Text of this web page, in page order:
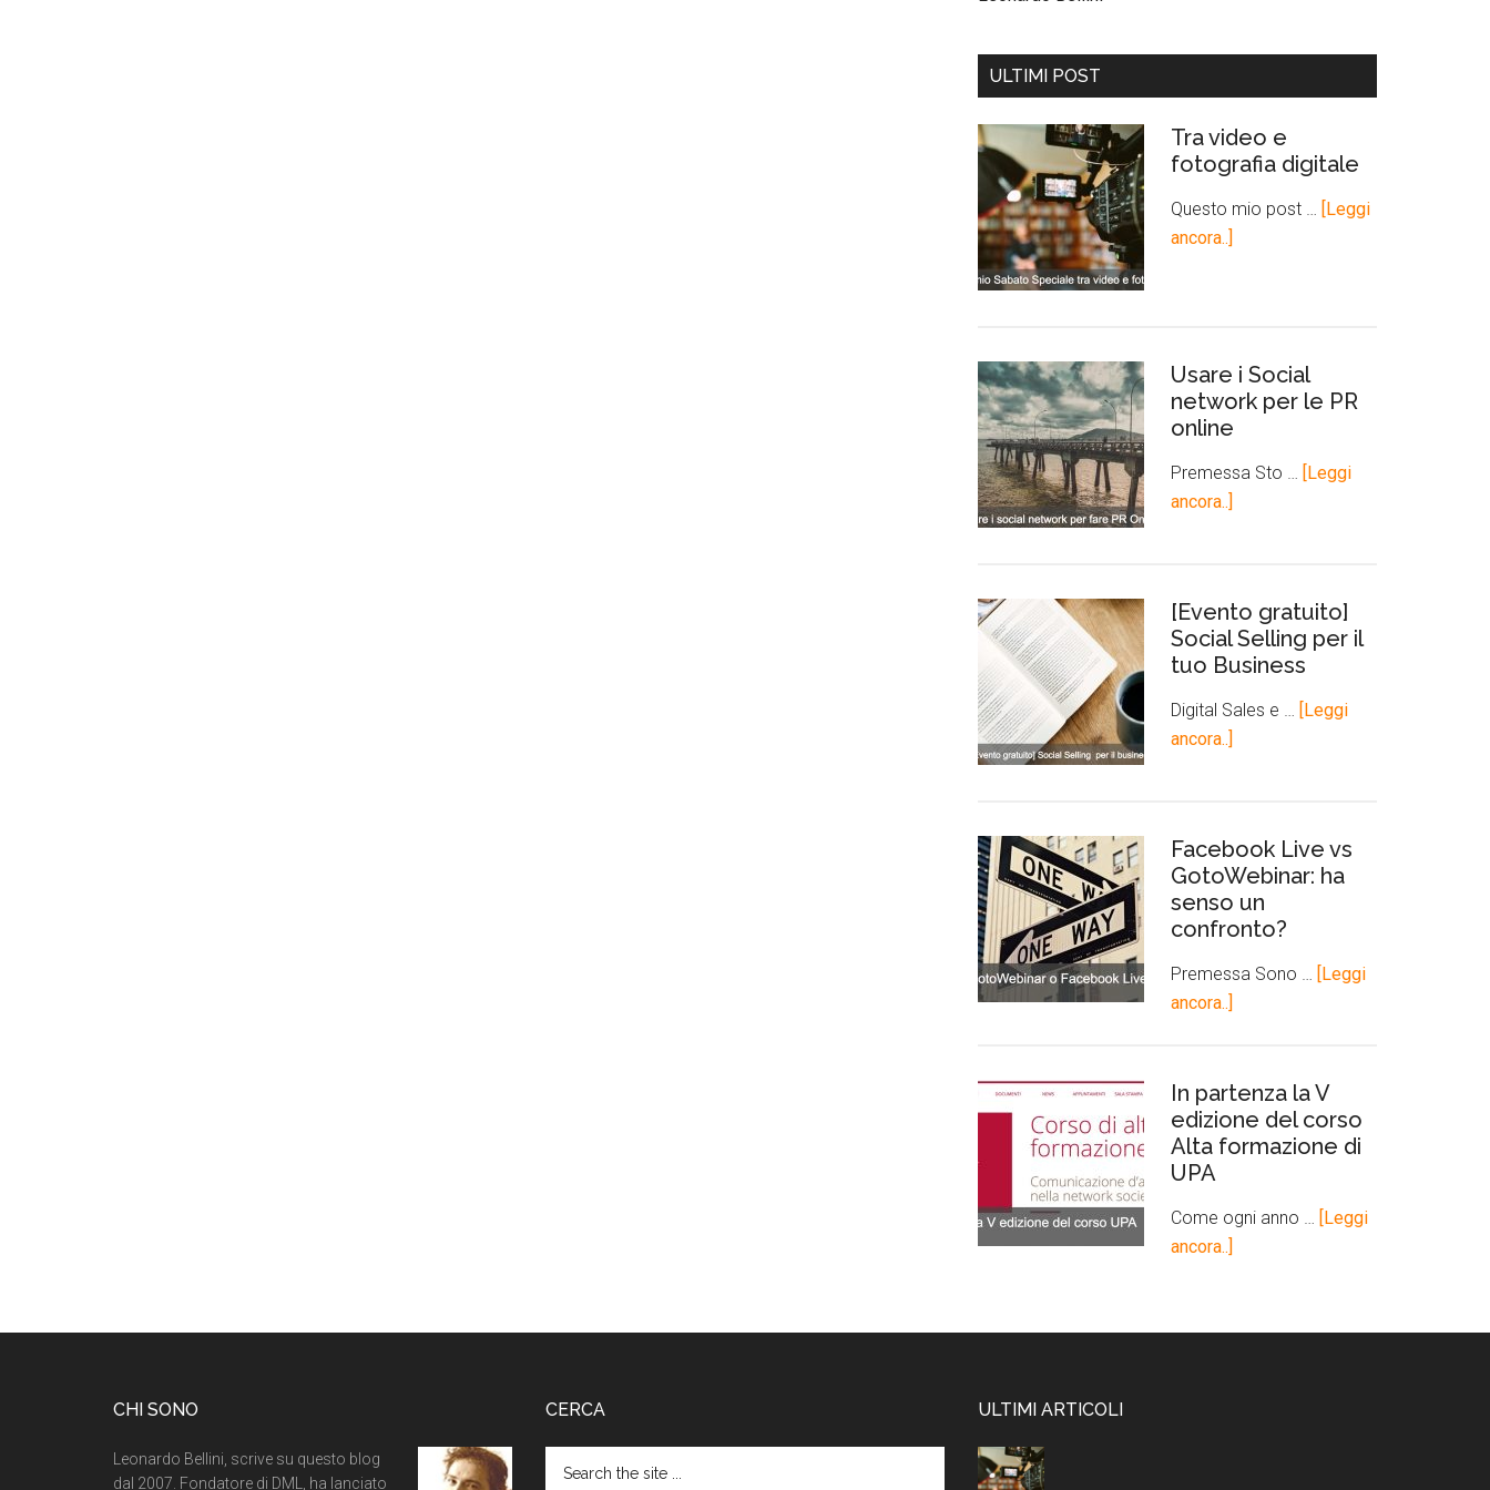
ULTIMI POST
Tra video e
fotografia digitale
Questo mio post …
[Leggi
ancora..]
Usare i Social
network per le PR
online
Premessa Sto …
[Leggi
ancora..]
[Evento gratuito]
Social Selling per il
tuo Business
Digital Sales e …
[Leggi
ancora..]
Facebook Live vs
GotoWebinar: ha
senso un
confronto?
Premessa Sono …
[Leggi
ancora..]
In partenza la V
edizione del corso
Alta formazione di
UPA
Come ogni anno …
[Leggi
ancora..]
CHI SONO
Leonardo Bellini, scrive su questo blog
dal 2007. Fondatore di DML, ha lanciato
CERCA ULTIMI ARTICOLI